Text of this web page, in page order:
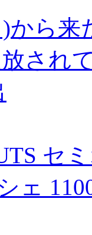
から来
され
セ
ェ